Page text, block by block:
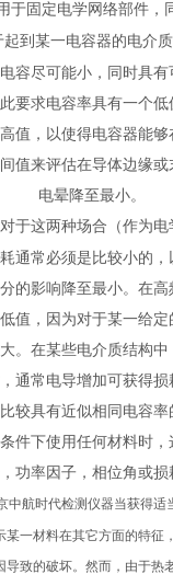
于固定电学网络部件，
起到某一电容器的电介
容尽可能小，同时具有
要求电容率具有一个低
值，以使得电容器能够
值来评估在导体边缘
电晕降至最小。
对于这两种场合（作为
通常必须是比较小的，
的影响降至最小。在
值，因为对于某一给
。在某些电介质结构
通常电导增加可获得
较具有近似相同电容
件下使用任何材料时
功率因子，相位角或损
中航时代检测仪器当获得适
某一材料在其它方面的特征
导致的破坏。然而，由于热